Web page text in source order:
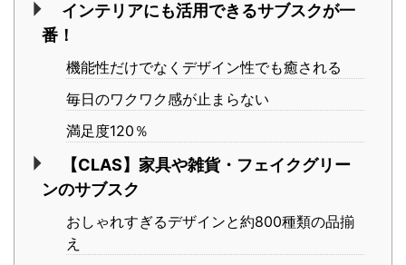
インテリアにも活用できるサブスクが一
番！
機能性だけでなくデザイン性でも癒される
毎日のワクワク感が止まらない
満足度120％
【CLAS】家具や雑貨・フェイクグリー
ンのサブスク
おしゃれすぎるデザインと約800種類の品揃
え